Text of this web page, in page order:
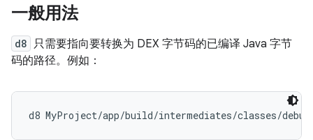
一般用法
d8 只需要指向要转换为 DEX 字节码的已编译 Java 字节
码的路径。例如：